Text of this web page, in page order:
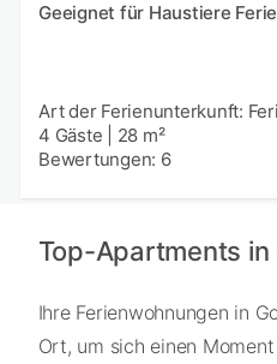
Geeignet für Haustiere
Art der Ferienunterkunft:
4 Gäste
28 m²
Bewertungen: 6
Top-Apartments in
Ihre Ferienwohnungen in
Ort, um sich einen